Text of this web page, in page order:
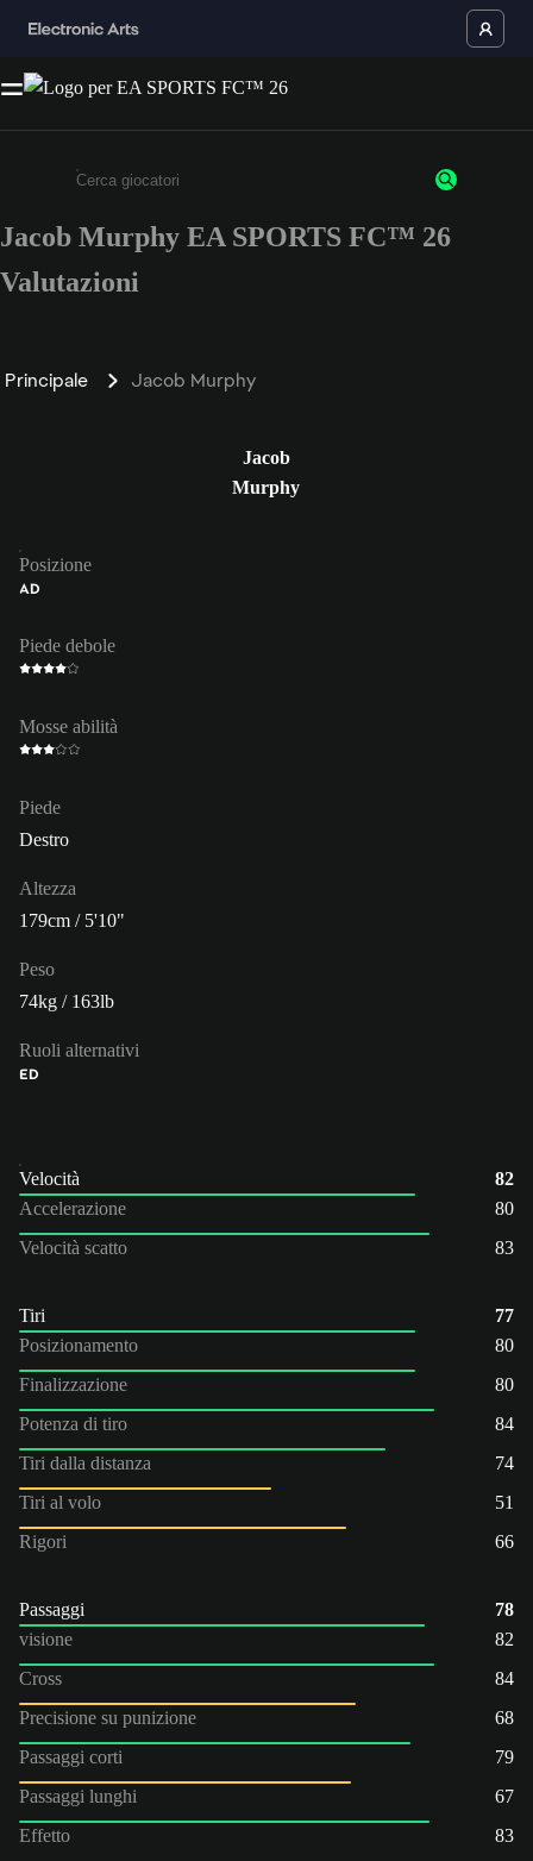
Inserisci un minimo di 3 caratteri o numeri.
Jacob Murphy EA SPORTS FC™ 26
Valutazioni
Principale Jacob Murphy
Jacob
Murphy
Posizione
AD
Piede debole
Mosse abilità
Piede
Destro
Altezza
179cm / 5'10"
Peso
74kg / 163lb
Ruoli alternativi
ED
Velocità
82
Accelerazione
80
Velocità scatto
83
Tiri
77
Posizionamento
80
Finalizzazione
80
Potenza di tiro
84
Tiri dalla distanza
74
Tiri al volo
51
Rigori
66
Passaggi
78
visione
82
Cross
84
Precisione su punizione
68
Passaggi corti
79
Passaggi lunghi
67
Effetto
83